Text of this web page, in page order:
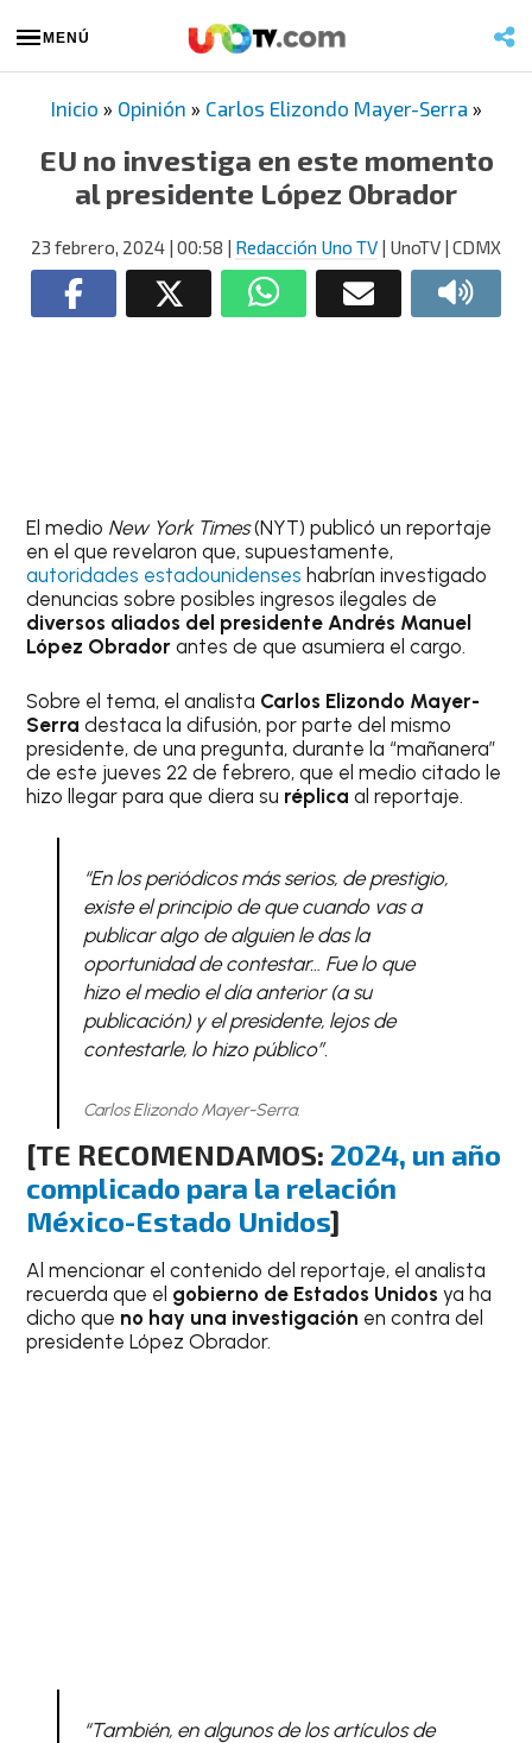
MENÚ
Inicio » Opinión » Carlos Elizondo Mayer-Serra »
EU no investiga en este momento
al presidente López Obrador
23 febrero, 2024 | 00:58 | Redacción Uno TV | UnoTV | CDMX
El medio New York Times(NYT) publicó un reportaje
en el que revelaron que, supuestamente,
autoridades estadounidenses habrían investigado
denuncias sobre posibles ingresos ilegales de
diversos aliados del presidente Andrés Manuel
López Obradorantes de que asumiera el cargo.
Sobre el tema, el analista Carlos Elizondo Mayer-
Serradestaca la difusión, por parte del mismo
presidente, de una pregunta, durante la “mañanera”
de este jueves 22 de febrero, que el medio citado le
hizo llegar para que diera su réplicaal reportaje.
“En los periódicos más serios, de prestigio,
existe el principio de que cuando vas a
publicar algo de alguien le das la
oportunidad de contestar… Fue lo que
hizo el medio el día anterior (a su
publicación) y el presidente, lejos de
contestarle, lo hizo público”.
Carlos Elizondo Mayer-Serra.
[TE RECOMENDAMOS: 2024, un año
complicado para la relación
México-Estado Unidos]
Al mencionar el contenido del reportaje, el analista
recuerda que el gobierno de Estados Unidos ya ha
dicho que no hay una investigación en contra del
presidente López Obrador.
“También, en algunos de los artículos de